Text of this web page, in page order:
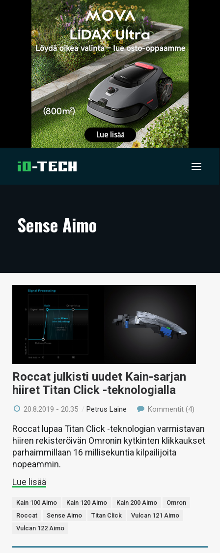
ARTIKKELIT
TECHBBS
TIETOA
KAUPPA
VAIHDA TEEMA
HAKU
Sense Aimo
Roccat julkisti uudet Kain-sarjan
hiiret Titan Click -teknologialla
20.8.2019 - 20:35 /Petrus Laine Kommentit (4)
Roccat lupaa Titan Click -teknologian varmistavan
hiiren rekisteröivän Omronin kytkinten klikkaukset
parhaimmillaan 16 millisekuntia kilpailijoita
nopeammin.
Lue lisää
Kain 100 Aimo Kain 120 Aimo Kain 200 Aimo
Omron
Roccat
Sense Aimo Titan Click
Vulcan 121 Aimo
Vulcan 122 Aimo